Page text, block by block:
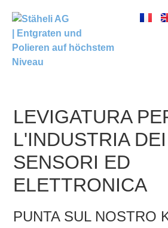
LEVIGATURA
L'INDUSTRIA DEI
SENSORI ED
ELETTRONICA
PUNTA SUL NOSTRO